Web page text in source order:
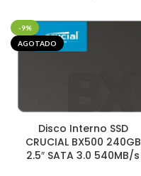
-9%
AGOTADO
Disco Interno SSD
CRUCIAL BX500 240GB
2.5″ SATA 3.0 540MB/s